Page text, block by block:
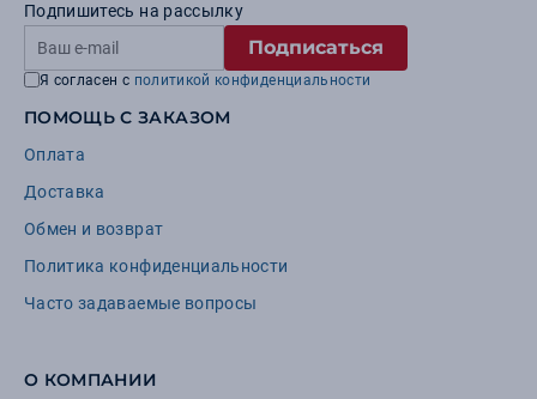
Подпишитесь на рассылку
Подписаться
Я согласен с политикой конфиденциальности
ПОМОЩЬ С ЗАКАЗОМ
Оплата
Доставка
Обмен и возврат
Политика конфиденциальности
Часто задаваемые вопросы
О КОМПАНИИ